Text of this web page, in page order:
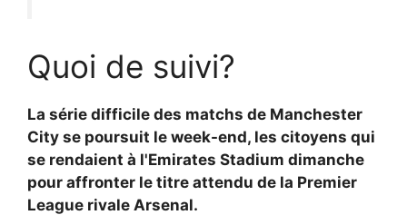
Quoi de suivi?
La série difficile des matchs de Manchester
City se poursuit le week-end, les citoyens qui
se rendaient à l'Emirates Stadium dimanche
pour affronter le titre attendu de la Premier
League rivale Arsenal.